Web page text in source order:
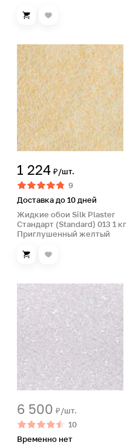
1 224 ₽/шт.
9
Доставка до 10 дней
Жидкие обои Silk Plaster
Стандарт (Standard) 013 1 кг
Приглушенный желтый
6 500 ₽/шт.
10
Временно нет